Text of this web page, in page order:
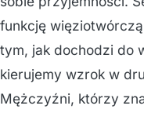
funkcję
tym, jak dochodzi do
kierujemy wzrok w
Mężczyźni, którzy